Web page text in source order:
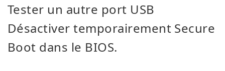
Tester un autre port USB
Désactiver temporairement Secure
Boot dans le BIOS.